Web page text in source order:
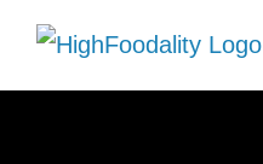
Zum
Inhalt